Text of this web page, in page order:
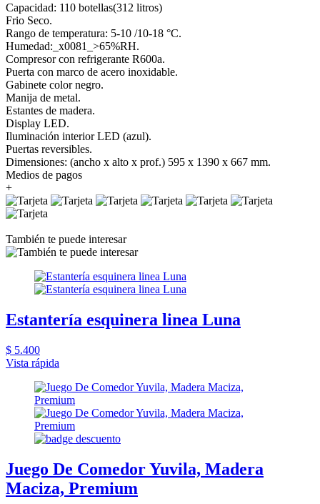
Capacidad: 110 botellas(312 litros)
Frio Seco.
Rango de temperatura: 5-10 /10-18 °C.
Humedad:_x0081_>65%RH.
Compresor con refrigerante R600a.
Puerta con marco de acero inoxidable.
Gabinete color negro.
Manija de metal.
Estantes de madera.
Display LED.
Iluminación interior LED (azul).
Puertas reversibles.
Dimensiones: (ancho x alto x prof.) 595 x 1390 x 667 mm.
Medios de pagos
+
También te puede interesar
Estantería esquinera linea Luna
$ 5.400
Vista rápida
Juego De Comedor Yuvila, Madera
Maciza, Premium